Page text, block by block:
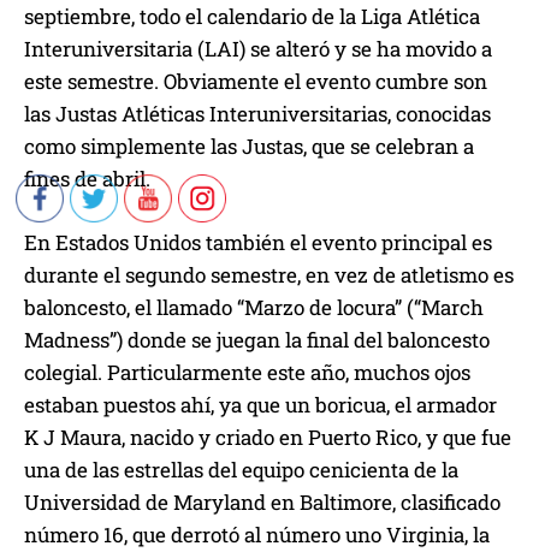
septiembre, todo el calendario de la Liga Atlética
Interuniversitaria (LAI) se alteró y se ha movido a
este semestre. Obviamente el evento cumbre son
las Justas Atléticas Interuniversitarias, conocidas
como simplemente las Justas, que se celebran a
fines de abril.
En Estados Unidos también el evento principal es
durante el segundo semestre, en vez de atletismo es
baloncesto, el llamado “Marzo de locura” (“March
Madness”) donde se juegan la final del baloncesto
colegial. Particularmente este año, muchos ojos
estaban puestos ahí, ya que un boricua, el armador
K J Maura, nacido y criado en Puerto Rico, y que fue
una de las estrellas del equipo cenicienta de la
Universidad de Maryland en Baltimore, clasificado
número 16, que derrotó al número uno Virginia, la